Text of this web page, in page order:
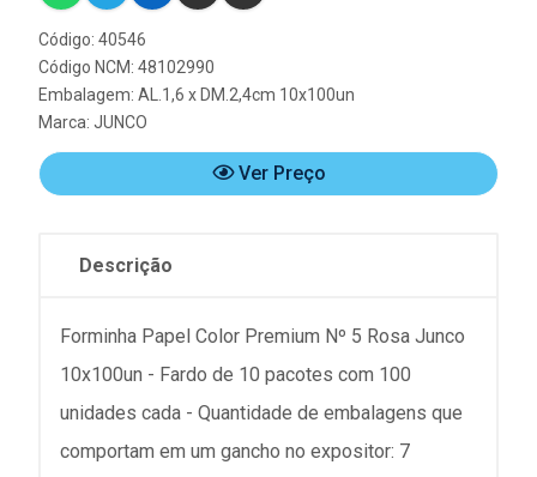
Código: 40546
Código NCM: 48102990
Embalagem: AL.1,6 x DM.2,4cm 10x100un
Marca: JUNCO
Ver Preço
Descrição
Forminha Papel Color Premium Nº 5 Rosa Junco
10x100un - Fardo de 10 pacotes com 100
unidades cada - Quantidade de embalagens que
comportam em um gancho no expositor: 7